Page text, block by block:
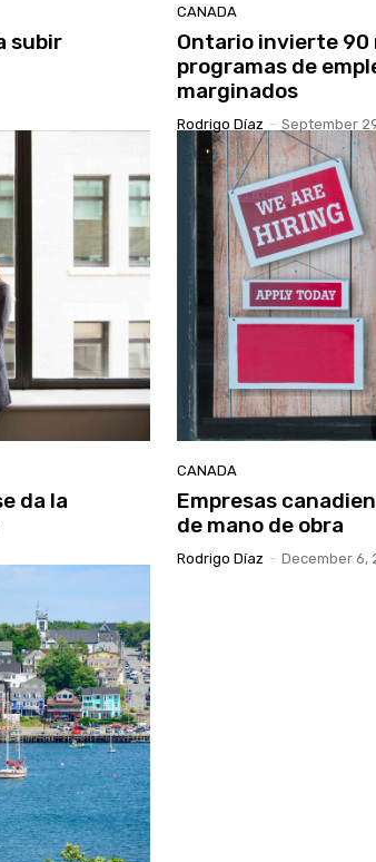
subir
CANADA
Ontario invierte 90
programas de
marginados
Rodrigo Díaz - September
da la
CANADA
Empresas
de mano de obra
Rodrigo Díaz - December 6,